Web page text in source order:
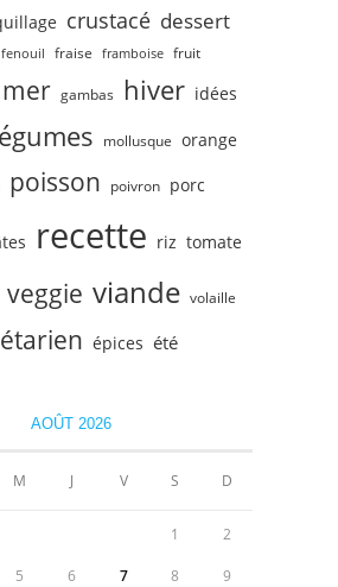
crustacé dessert
fenouil fraise framboise fruit
gambas hiver idées
mollusque orange
poisson poivron porc
recette riz tomate
veggie viande volaille
épices été
AOÛT 2026
M J V S D
1 2
5 6 7 8 9